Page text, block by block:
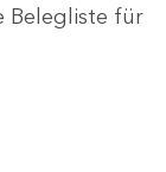
Belegliste für